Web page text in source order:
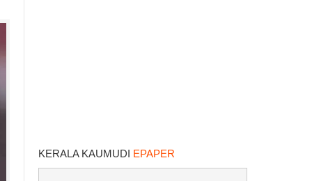
KERALA KAUMUDI EPAPER